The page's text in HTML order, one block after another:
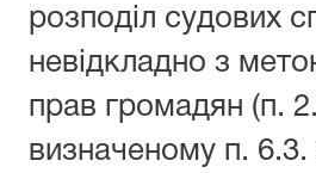
розподіл судових
невідкладно з
прав громадян (п.
визначеному п. 6.3.